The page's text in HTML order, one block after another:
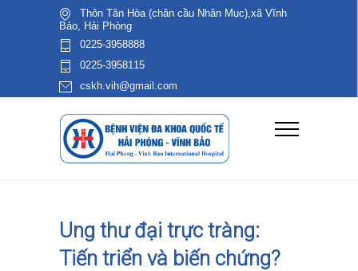
Thôn Tân Hòa (chân cầu Nhân Mục),xã Vĩnh
Bảo, Hải Phòng
0225-3958888
0225-3958115
cskh.vih@gmail.com
Ung thư đại trực tràng:
Tiến triển và biến chứng?